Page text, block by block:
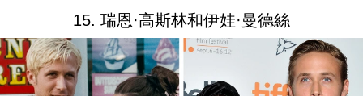
15. 瑞恩·高斯林和伊娃·曼德絲